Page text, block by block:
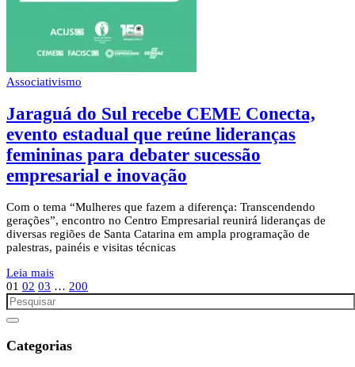
Associativismo
Jaraguá do Sul recebe CEME Conecta,
evento estadual que reúne lideranças
femininas para debater sucessão
empresarial e inovação
Com o tema “Mulheres que fazem a diferença: Transcendendo
gerações”, encontro no Centro Empresarial reunirá lideranças de
diversas regiões de Santa Catarina em ampla programação de
palestras, painéis e visitas técnicas
Leia mais
01 02 03 … 200
Categorias